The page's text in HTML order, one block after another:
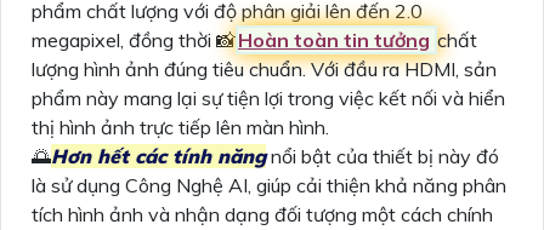
phẩm chất lượng với độ phân giải lên đến 2.0
megapixel, đồng thời 📸Hoàn toàn tin tưởng chất
lượng hình ảnh đúng tiêu chuẩn. Với đầu ra HDMI, sản
phẩm này mang lại sự tiện lợi trong việc kết nối và hiển
thị hình ảnh trực tiếp lên màn hình.
🌅Hơn hết các tính năngnổi bật của thiết bị này đó
là sử dụng Công Nghệ AI, giúp cải thiện khả năng phân
tích hình ảnh và nhận dạng đối tượng một cách chính